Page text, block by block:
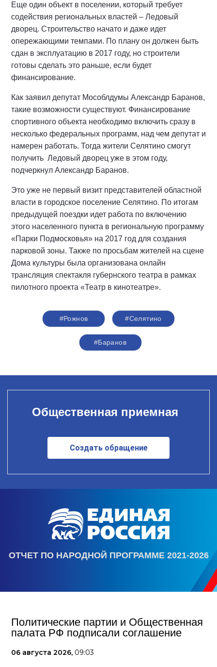
Еще один объект в поселении, который требует
содействия региональных властей – Ледовый
дворец. Строительство начато и даже идет
опережающими темпами. По плану он должен быть
сдан в эксплуатацию в 2017 году, но строители
готовы сделать это раньше, если будет
финансирование.
Как заявил депутат Мособлдумы Александр Баранов,
такие возможности существуют. Финансирование
спортивного объекта необходимо включить сразу в
несколько федеральных программ, над чем депутат и
намерен работать. Тогда жители Селятино смогут
получить Ледовый дворец уже в этом году,
подчеркнул Александр Баранов.
Это уже не первый визит представителей областной
власти в городское поселение Селятино. По итогам
предыдущей поездки идет работа по включению
этого населенного пункта в региональную программу
«Парки Подмосковья» на 2017 год для создания
парковой зоны. Также по просьбам жителей на сцене
Дома культуры была организована онлайн
трансляция спектакля губернского театра в рамках
пилотного проекта «Театр в кинотеатре».
#Рожнов #Селятино
#Баранов
Общественная приемная
Создать обращение
ОТЧЕТ ПО НАРОДНОЙ ПРОГРАММЕ 2021-2026
Политические партии и Общественная
палата РФ подписали соглашение
06 августа 2026, 09:03